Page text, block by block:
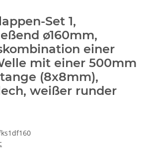
Set 1,
ø160mm,
einer
mit einer 500mm
(8x8mm),
weißer runder